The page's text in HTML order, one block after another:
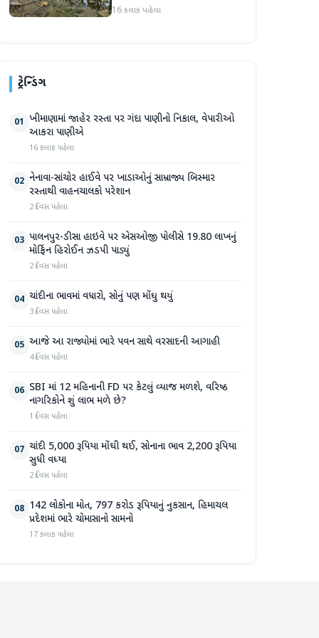
સપ્તાહમાં સેંકડો ભૂંડોના મોત
16 કલાક પહેલા
ટ્રેન્ડિંગ
01 ખીમાણામાં જાહેર રસ્તા પર ગંદા પાણીનો નિકાલ, વેપારીઓ
આકરા પાણીએ
16 કલાક પહેલા
02 નેનાવા-સાંચોર હાઈવે પર ખાડાઓનું સામ્રાજ્ય બિસ્માર
રસ્તાથી વાહનચાલકો પરેશાન
2 દિવસ પહેલા
03 પાલનપુર-ડીસા હાઇવે પર એસઓજી પોલીસે 19.80 લાખનું
મોર્ફિન હિરોઈન ઝડપી પાડ્યું
2 દિવસ પહેલા
04 ચાંદીના ભાવમાં વધારો, સોનું પણ મોંઘુ થયું
3 દિવસ પહેલા
05 આજે આ રાજ્યોમાં ભારે પવન સાથે વરસાદની આગાહી
4 દિવસ પહેલા
06 SBI માં 12 મહિનાની FD પર કેટલું વ્યાજ મળશે, વરિષ્ઠ
નાગરિકોને શું લાભ મળે છે?
1 દિવસ પહેલા
07 ચાંદી 5,000 રૂપિયા મોંઘી થઈ, સોનાના ભાવ 2,200 રૂપિયા
સુધી વધ્યા
2 દિવસ પહેલા
08 142 લોકોના મોત, 797 કરોડ રૂપિયાનું નુકસાન, હિમાચલ
પ્રદેશમાં ભારે ચોમાસાનો સામનો
17 કલાક પહેલા